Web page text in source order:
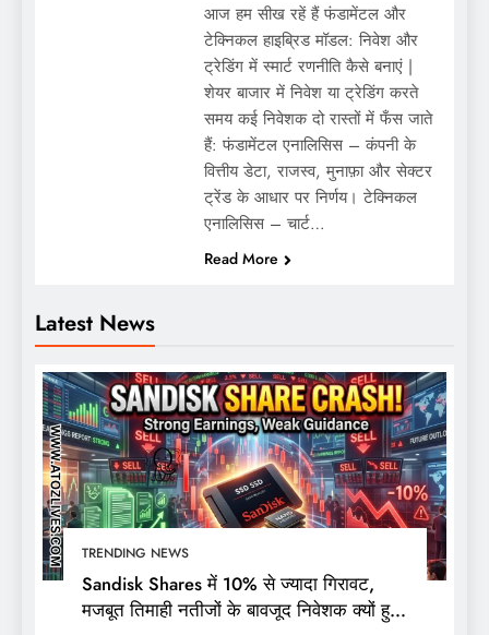
Latest News
TRENDING NEWS
Sandisk Shares में 10% से ज्यादा गिरावट,
मजबूत तिमाही नतीजों के बावजूद निवेशक क्यों हुए
आज हम सीख रहें हैं फंडामेंटल और
टेक्निकल हाइब्रिड मॉडल: निवेश और
ट्रेडिंग में स्मार्ट रणनीति कैसे बनाएं |
शेयर बाजार में निवेश या ट्रेडिंग करते
समय कई निवेशक दो रास्तों में फँस जाते
हैं: फंडामेंटल एनालिसिस – कंपनी के
वित्तीय डेटा, राजस्व, मुनाफ़ा और सेक्टर
ट्रेंड के आधार पर निर्णय। टेक्निकल
एनालिसिस – चार्ट…
Read More